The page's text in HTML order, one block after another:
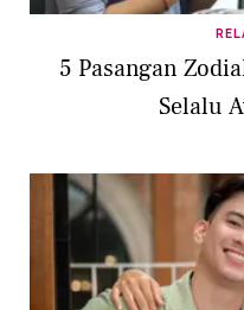
5 Pasangan
Selalu